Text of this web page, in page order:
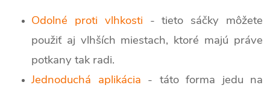
Odolné proti vlhkosti - tieto sáčky môžete
použiť aj vlhších miestach, ktoré majú práve
potkany tak radi.
Jednoduchá aplikácia - táto forma jedu na